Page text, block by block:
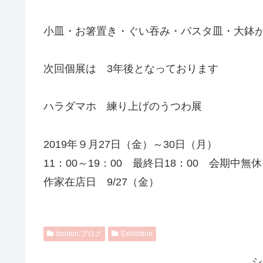
小皿・お箸置き・ぐい吞み・パスタ皿・大鉢
次回個展は 3年後となっております
ハラダマホ 練り上げのうつわ展
2019年９月27日（金）～30日（月）
11：00～19：00 最終日18：00 会期中無休
作家在店日 9/27（金）
bonton.ブログ Exhibition